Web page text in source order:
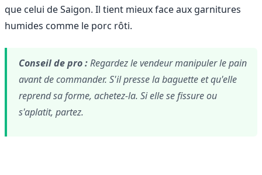
que celui de Saigon. Il tient mieux face aux garnitures
humides comme le porc rôti.
Conseil de pro :Regardez le vendeur manipuler le pain
avant de commander. S'il presse la baguette et qu'elle
reprend sa forme, achetez-la. Si elle se fissure ou
s'aplatit, partez.